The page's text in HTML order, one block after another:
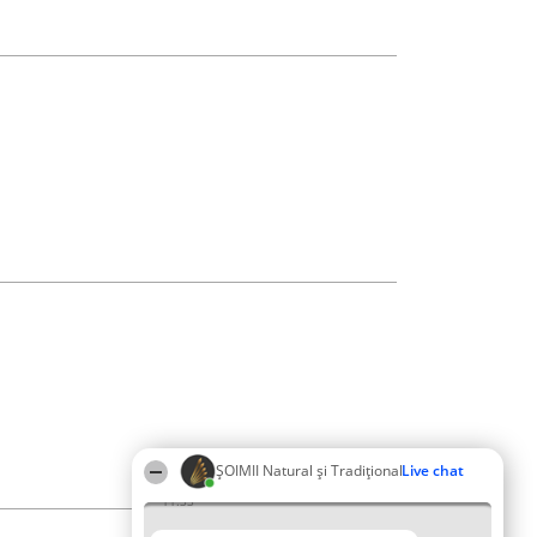
ȘOIMII Natural și TradiționalLive chat
11:33